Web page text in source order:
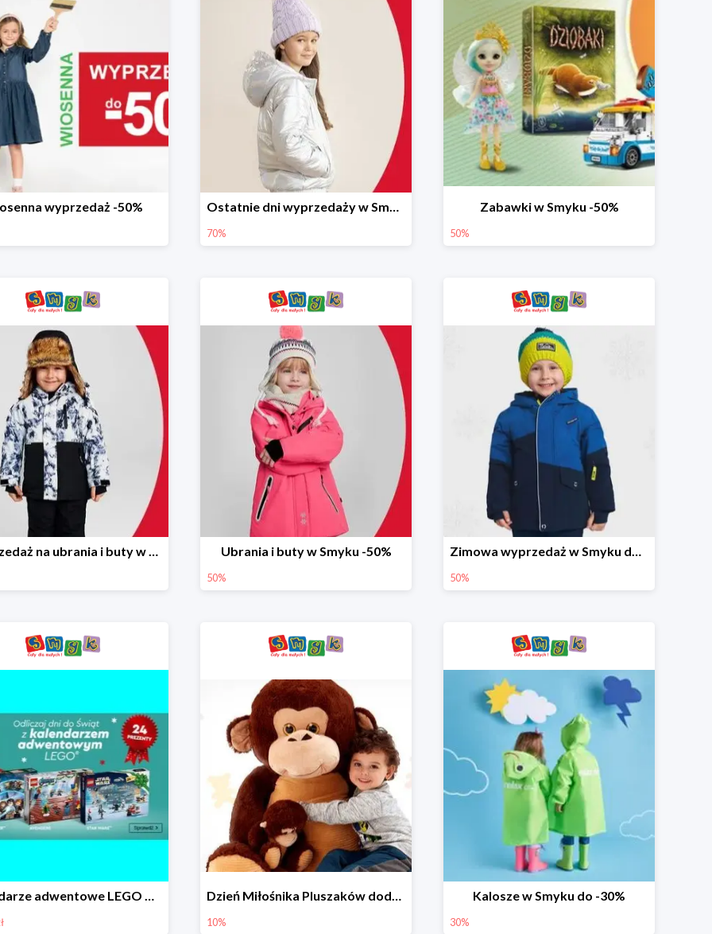
wyprzedaż -50% Ostatnie dni wyprzedaży w Smyku do -70%
70%
Zabawki w Smyku -50%
50%
Wyprzedaż na ubrania i buty w Smyku do -70% Ubrania i buty w Smyku -50%
50%
Zimowa wyprzedaż w Smyku do -50%
50%
Kalendarze adwentowe LEGO w Smyku w super cenie Dzień Miłośnika Pluszaków dodatkowy rabat -10%
10%
Kalosze w Smyku do -30%
30%